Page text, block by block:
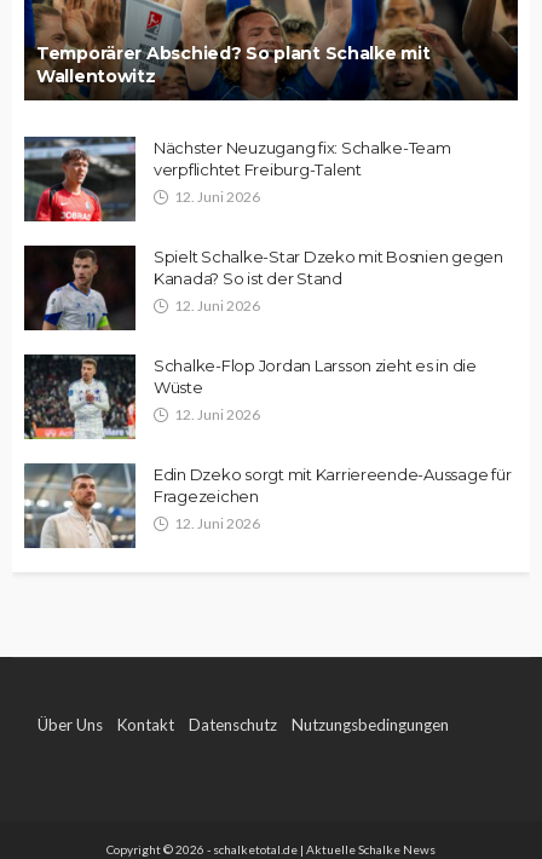
Temporärer Abschied? So plant Schalke mit
Wallentowitz
Nächster Neuzugang fix: Schalke-Team
verpflichtet Freiburg-Talent
12. Juni 2026
Spielt Schalke-Star Dzeko mit Bosnien gegen
Kanada? So ist der Stand
12. Juni 2026
Schalke-Flop Jordan Larsson zieht es in die
Wüste
12. Juni 2026
Edin Dzeko sorgt mit Karriereende-Aussage für
Fragezeichen
12. Juni 2026
Über Uns Kontakt Datenschutz Nutzungsbedingungen
Copyright © 2026 - schalketotal.de | Aktuelle Schalke News